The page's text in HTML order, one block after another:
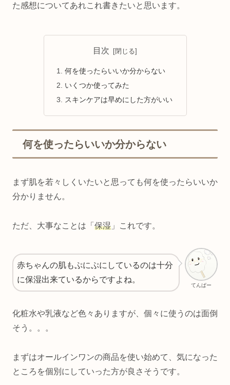
た感想についてあれこれ書きたいと思います。
目次
何を使ったらいいか分からない
いくつか使ってみた
スキンケアは早めにした方がいい
何を使ったらいいか分からない
まず肌を若々しくいたいと思っても何を使ったらいいか
分かりません。
ただ、大事なことは「 保湿 」これです。
てんぱー
赤ちゃんの肌もぷにぷにしているのは十分
に保湿出来ているからですよね。
化粧水や乳液など色々ありますが、個々に使うのは面倒
そう。。。
まずはオールインワンの商品を使い始めて、気になった
ところを個別にしていった方が良さそうです。